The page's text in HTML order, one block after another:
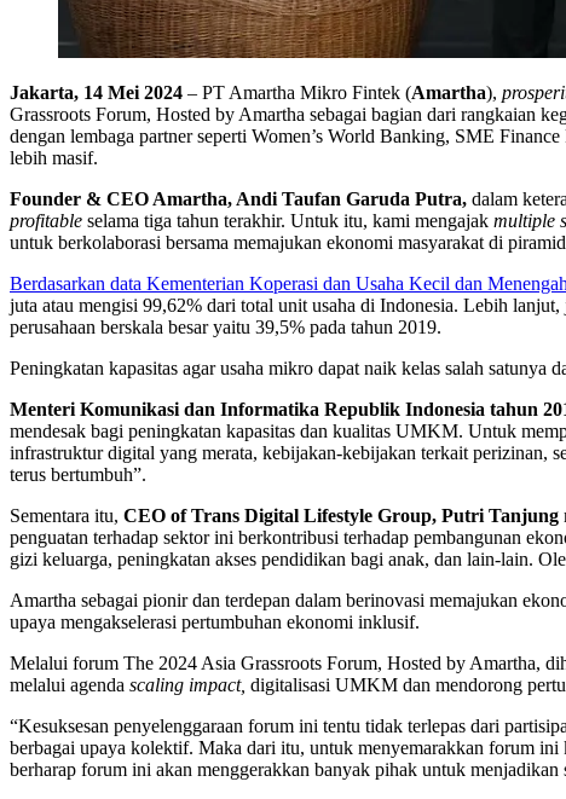
Jakarta, 14 Mei 2024 – PT Amartha Mikro Fintek (Amartha),
Grassroots Forum, Hosted by Amartha sebagai bagian dari rangkaian
dengan lembaga partner seperti Women’s World Banking, SME
lebih masif.
Founder & CEO Amartha, Andi Taufan Garuda Putra, dalam
profitable selama tiga tahun terakhir. Untuk itu, kami mengajak multiple
untuk berkolaborasi bersama memajukan ekonomi masyarakat di
Berdasarkan data Kementerian Koperasi dan Usaha Kecil dan
juta atau mengisi 99,62% dari total unit usaha di Indonesia. Lebih
perusahaan berskala besar yaitu 39,5% pada tahun 2019.
Peningkatan kapasitas agar usaha mikro dapat naik kelas salah
Menteri Komunikasi dan Informatika Republik Indonesia tahun
mendesak bagi peningkatan kapasitas dan kualitas UMKM. Untuk
infrastruktur digital yang merata, kebijakan-kebijakan terkait perizinan,
terus bertumbuh”.
Sementara itu, CEO of Trans Digital Lifestyle Group, Putri Tanjung
penguatan terhadap sektor ini berkontribusi terhadap pembangunan
gizi keluarga, peningkatan akses pendidikan bagi anak, dan lain-lain.
Amartha sebagai pionir dan terdepan dalam berinovasi memajukan
upaya mengakselerasi pertumbuhan ekonomi inklusif.
Melalui forum The 2024 Asia Grassroots Forum, Hosted by Amartha,
melalui agenda scaling impact, digitalisasi UMKM dan mendorong
“Kesuksesan penyelenggaraan forum ini tentu tidak terlepas dari
berbagai upaya kolektif. Maka dari itu, untuk menyemarakkan forum
berharap forum ini akan menggerakkan banyak pihak untuk